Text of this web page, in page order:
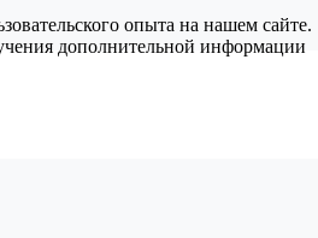
опыта на нашем сайте.
дополнительной информации